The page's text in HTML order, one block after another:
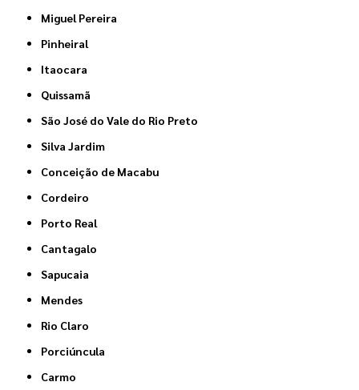
Miguel Pereira
Pinheiral
Itaocara
Quissamã
São José do Vale do Rio Preto
Silva Jardim
Conceição de Macabu
Cordeiro
Porto Real
Cantagalo
Sapucaia
Mendes
Rio Claro
Porciúncula
Carmo